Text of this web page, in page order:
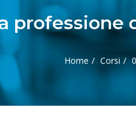
professione
Home Corsi